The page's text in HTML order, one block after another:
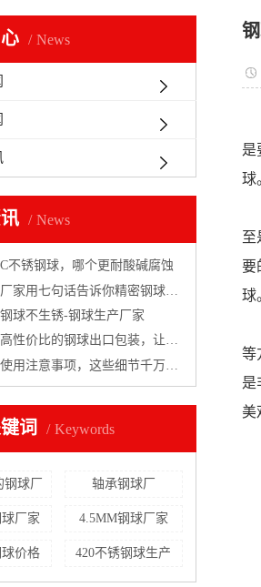
News
News
不锈钢球，哪个更耐酸碱腐蚀
用七句话告诉你精密钢球都用在哪些领域
球不生锈-钢球生产厂家
价比的钢球出口包装，让你不花冤枉钱
注意事项，这些细节千万别踩坑哟！
词 Keywords
球厂 轴承钢球厂
厂家 4.5MM钢球厂家
价格 420不锈钢球生产
是
球
至
要
球
等
是
美